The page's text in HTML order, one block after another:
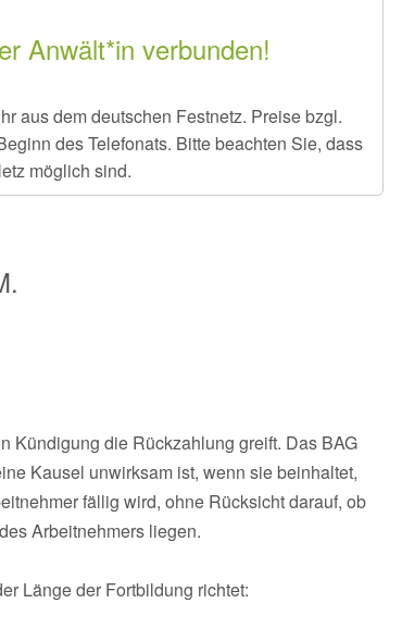
Anwält*in verbunden!
aus dem deutschen Festnetz. Preise bzgl.
des Telefonats. Bitte beachten Sie, dass
möglich sind.
Kündigung die Rückzahlung greift. Das BAG
Kausel unwirksam ist, wenn sie beinhaltet,
fällig wird, ohne Rücksicht darauf, ob
Arbeitnehmers liegen.
Länge der Fortbildung richtet: